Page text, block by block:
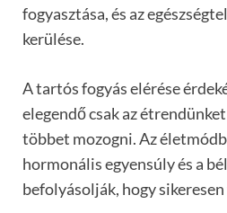
fogyasztása, és az
kerülése.
A tartós fogyás elérése
elegendő csak az
többet mozogni. Az
hormonális egyensúly és a
befolyásolják, hogy